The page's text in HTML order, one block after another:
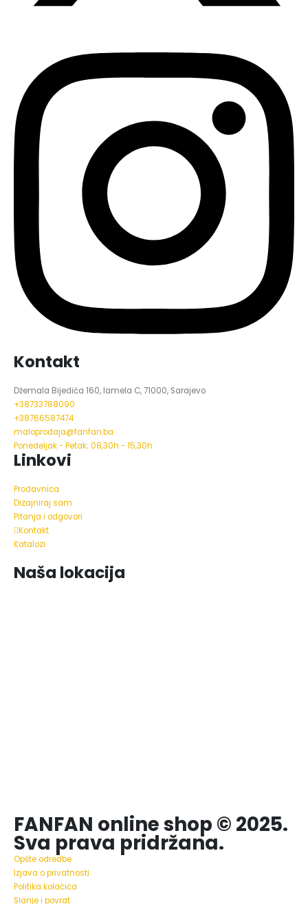
Kontakt
Džemala Bijedića 160, lamela C, 71000, Sarajevo
+38733788090
+38766587474
maloprodaja@fanfan.ba
Ponedeljak - Petak; 08,30h - 15,30h
Linkovi
Prodavnica
Dizajniraj sam
Pitanja i odgovori
Kontakt
Katalozi
Naša lokacija
FANFAN online shop © 2025.
Sva prava pridržana.
Opšte odredbe
Izjava o privatnosti
Politika kolačića
Slanje i povrat